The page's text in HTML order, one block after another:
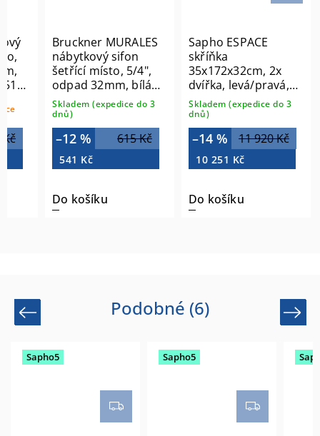
Bruckner MURALES
nábytkový sifon
šetřící místo, 5/4",
odpad 32mm, bílá
151.032.0
Skladem (expedice do 3
dnů)
615 Kč
–12 %
541 Kč
Do košíku
Sapho ESPACE
skříňka
35x172x32cm, 2x
dvířka, levá/pravá,
dub alabama
ESC230-2222
Skladem (expedice do 3
dnů)
11 920 Kč
–14 %
10 251 Kč
Do košíku
Podobné (6)
Previous
Sapho5 Sapho5
Next